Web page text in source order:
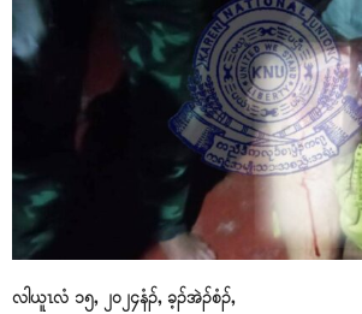
လါယူၤလံ ၁၅, ၂၀၂၄နံၣ်, ခ့ၣ်အဲၣ်စံၣ်,